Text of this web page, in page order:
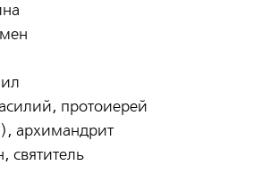
протоиерей
архимандрит
святитель